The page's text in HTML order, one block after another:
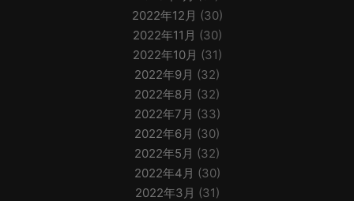
2022年12月 (30)
2022年11月 (30)
2022年10月 (31)
2022年9月 (32)
2022年8月 (32)
2022年7月 (33)
2022年6月 (30)
2022年5月 (32)
2022年4月 (30)
2022年3月 (31)